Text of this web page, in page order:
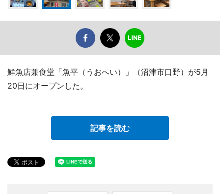
鮮魚店兼食堂「魚平（うおへい）」（沼津市口野）が5月
20日にオープンした。
記事を読む